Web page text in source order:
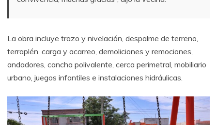
La obra incluye trazo y nivelación, despalme de terreno,
terraplén, carga y acarreo, demoliciones y remociones,
andadores, cancha polivalente, cerca perimetral, mobiliario
urbano, juegos infantiles e instalaciones hidráulicas.